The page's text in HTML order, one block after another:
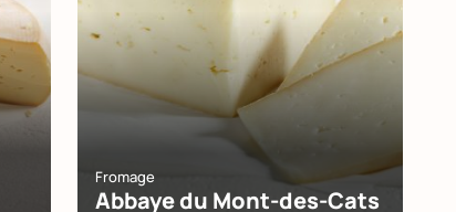
Fromage
Abbaye du Mont-des-Cats